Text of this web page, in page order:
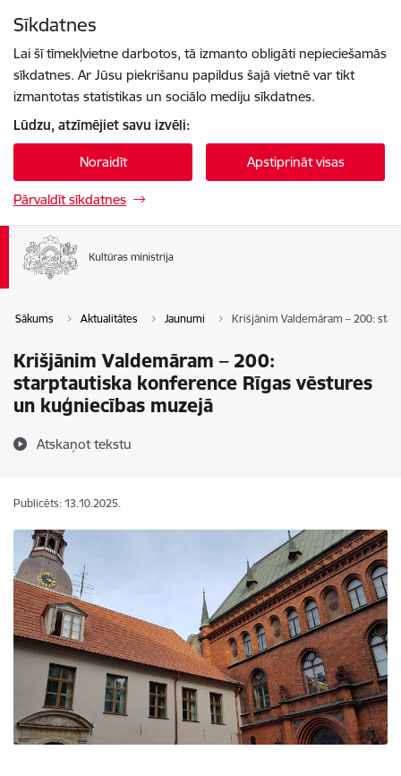
Sīkdatnes
Lai šī tīmekļvietne darbotos, tā izmanto obligāti nepieciešamās
sīkdatnes. Ar Jūsu piekrišanu papildus šajā vietnē var tikt
izmantotas statistikas un sociālo mediju sīkdatnes.
Lūdzu, atzīmējiet savu izvēli:
Noraidīt Apstiprināt visas
Pārvaldīt sīkdatnes
Sākums Aktualitātes Jaunumi Krišjānim Valdemāram – 200:
Krišjānim Valdemāram – 200:
starptautiska konference Rīgas vēstures
un kuģniecības muzejā
Atskaņot tekstu
Publicēts: 13.10.2025.